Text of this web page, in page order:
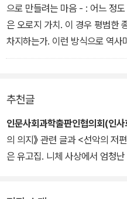
으로 만들려는 마음 - : 어느 정
은 오로지 가치. 이 경우 평범한
차지하는가. 이런 방식으로 역사
월하는 자, 심판하는 자의 왕국,
추천글
인문사회과학출판인협의회(인
의 의지》 관련 글과 <선악의 저
은 유고집. 니체 사상에서 엄청